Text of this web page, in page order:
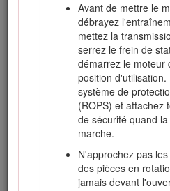
Avant de mettre le
débrayez
mettez la
serrez le frein de
démarrez le moteur
position
système de
(ROPS) et attachez
de sécurité quand
marche.
N'approchez pas
des pièces en
jamais devant
Consignes de sécurité
Les instructions qui suivent
ISO 5395:2013 et de la norme
Apprendre à se
Lisez attentivement le
et toute autre
Familiarisez-vous
symboles de sécurité
de la machine.